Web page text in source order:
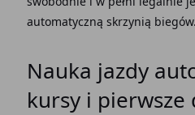
automatyczną skrzynią biegów.
Nauka jazdy
kursy i pierwsze